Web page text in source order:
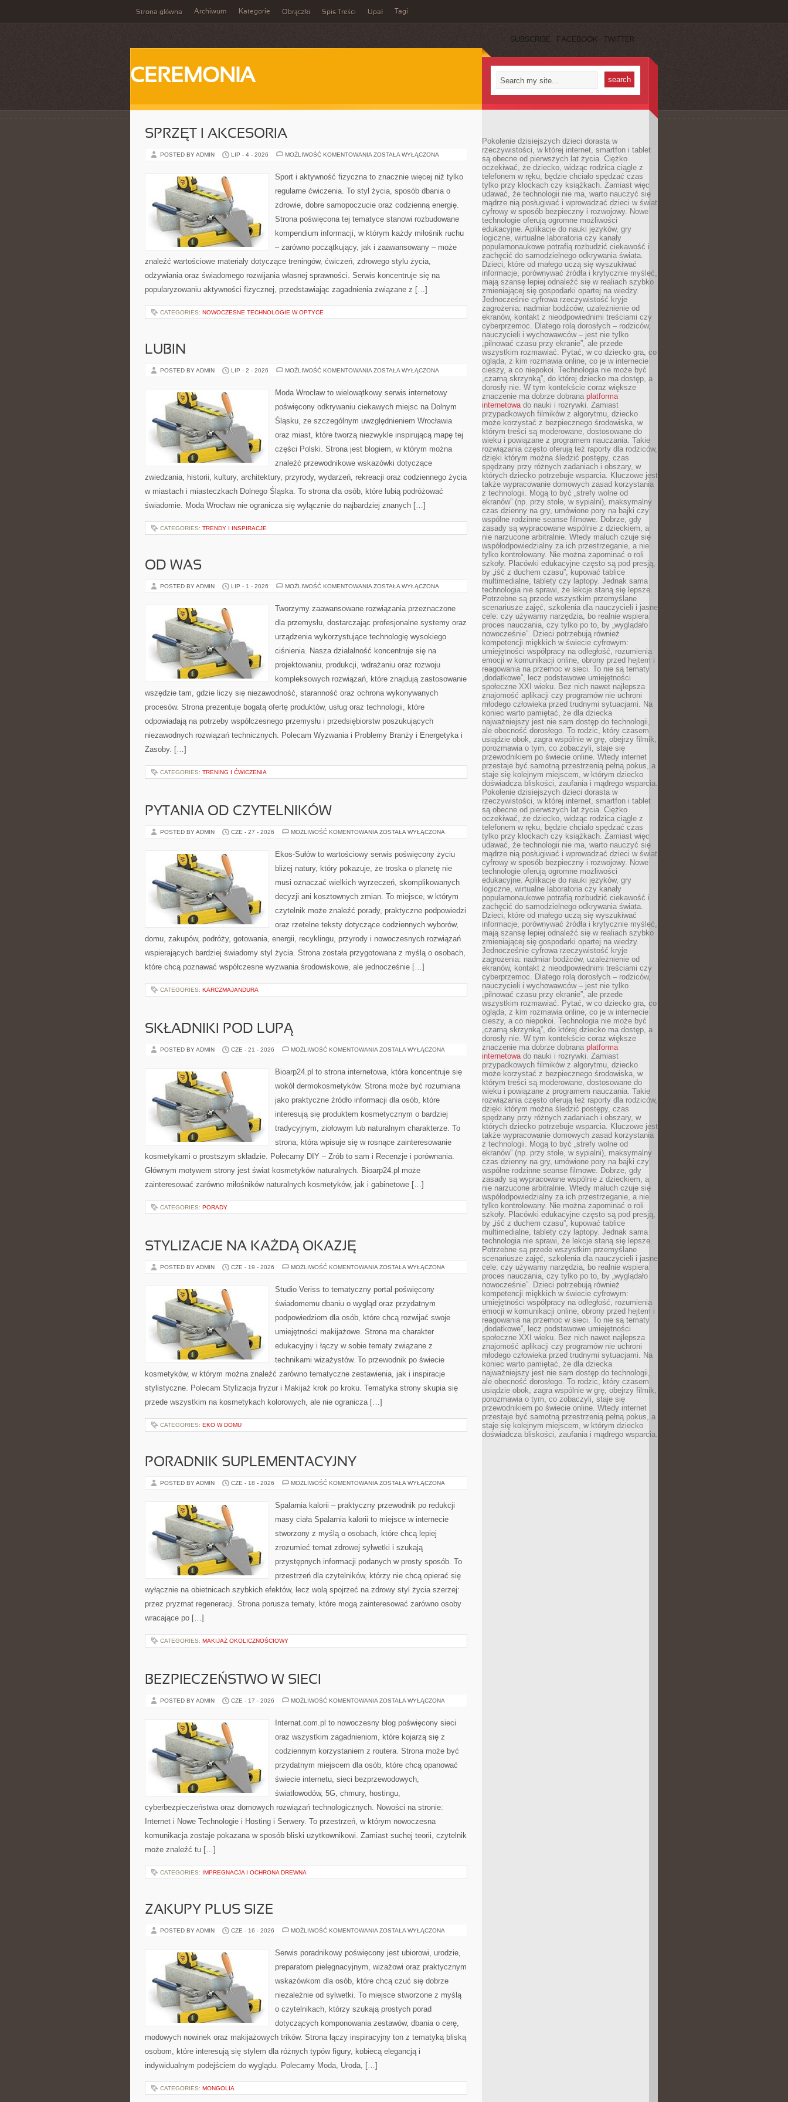
Strona główna Archiwum Kategorie Obrączki Spis Treści Upał Tagi
SUBSCRIBE FACEBOOK TWITTER
CEREMONIA
SPRZĘT I AKCESORIA
POSTED BY ADMIN LIP - 4 - 2026 MOŻLIWOŚĆ KOMENTOWANIA SPRZĘT
ZOSTAŁA WYŁĄCZONA
Sport i aktywność fizyczna to znacznie więcej niż tylko
regularne ćwiczenia. To styl życia, sposób dbania o
zdrowie, dobre samopoczucie oraz codzienną energię.
Strona poświęcona tej tematyce stanowi rozbudowane
kompendium informacji, w którym każdy miłośnik ruchu
– zarówno początkujący, jak i zaawansowany – może
znaleźć wartościowe materiały dotyczące treningów, ćwiczeń, zdrowego stylu życia,
odżywiania oraz świadomego rozwijania własnej sprawności. Serwis koncentruje się na
popularyzowaniu aktywności fizycznej, przedstawiając zagadnienia związane z […]
CATEGORIES: NOWOCZESNE TECHNOLOGIE W OPTYCE
LUBIN
POSTED BY ADMIN LIP - 2 - 2026 MOŻLIWOŚĆ KOMENTOWANIA LUBIN
ZOSTAŁA WYŁĄCZONA
Moda Wrocław to wielowątkowy serwis internetowy
poświęcony odkrywaniu ciekawych miejsc na Dolnym
Śląsku, ze szczególnym uwzględnieniem Wrocławia
oraz miast, które tworzą niezwykle inspirującą mapę tej
części Polski. Strona jest blogiem, w którym można
znaleźć przewodnikowe wskazówki dotyczące
zwiedzania, historii, kultury, architektury, przyrody, wydarzeń, rekreacji oraz codziennego życia
w miastach i miasteczkach Dolnego Śląska. To strona dla osób, które lubią podróżować
świadomie. Moda Wrocław nie ogranicza się wyłącznie do najbardziej znanych […]
CATEGORIES: TRENDY I INSPIRACJE
OD WAS
POSTED BY ADMIN LIP - 1 - 2026 MOŻLIWOŚĆ KOMENTOWANIA OD
ZOSTAŁA WYŁĄCZONA
Tworzymy zaawansowane rozwiązania przeznaczone
dla przemysłu, dostarczając profesjonalne systemy oraz
urządzenia wykorzystujące technologię wysokiego
ciśnienia. Nasza działalność koncentruje się na
projektowaniu, produkcji, wdrażaniu oraz rozwoju
kompleksowych rozwiązań, które znajdują zastosowanie
wszędzie tam, gdzie liczy się niezawodność, staranność oraz ochrona wykonywanych
procesów. Strona prezentuje bogatą ofertę produktów, usług oraz technologii, które
odpowiadają na potrzeby współczesnego przemysłu i przedsiębiorstw poszukujących
niezawodnych rozwiązań technicznych. Polecam Wyzwania i Problemy Branży i Energetyka i
Zasoby. […]
CATEGORIES: TRENING I ĆWICZENIA
PYTANIA OD CZYTELNIKÓW
POSTED BY ADMIN CZE - 27 - 2026 MOŻLIWOŚĆ KOMENTOWANIA PYTANIA
ZOSTAŁA WYŁĄCZONA
Ekos-Sułów to wartościowy serwis poświęcony życiu
bliżej natury, który pokazuje, że troska o planetę nie
musi oznaczać wielkich wyrzeczeń, skomplikowanych
decyzji ani kosztownych zmian. To miejsce, w którym
czytelnik może znaleźć porady, praktyczne podpowiedzi
oraz rzetelne teksty dotyczące codziennych wyborów,
domu, zakupów, podróży, gotowania, energii, recyklingu, przyrody i nowoczesnych rozwiązań
wspierających bardziej świadomy styl życia. Strona została przygotowana z myślą o osobach,
które chcą poznawać współczesne wyzwania środowiskowe, ale jednocześnie […]
CATEGORIES: KARCZMAJANDURA
SKŁADNIKI POD LUPĄ
POSTED BY ADMIN CZE - 21 - 2026 MOŻLIWOŚĆ KOMENTOWANIA SKŁADNIKI
ZOSTAŁA WYŁĄCZONA
Bioarp24.pl to strona internetowa, która koncentruje się
wokół dermokosmetyków. Strona może być rozumiana
jako praktyczne źródło informacji dla osób, które
interesują się produktem kosmetycznym o bardziej
tradycyjnym, ziołowym lub naturalnym charakterze. To
strona, która wpisuje się w rosnące zainteresowanie
kosmetykami o prostszym składzie. Polecamy DIY – Zrób to sam i Recenzje i porównania.
Głównym motywem strony jest świat kosmetyków naturalnych. Bioarp24.pl może
zainteresować zarówno miłośników naturalnych kosmetyków, jak i gabinetowe […]
CATEGORIES: PORADY
STYLIZACJE NA KAŻDĄ OKAZJĘ
POSTED BY ADMIN CZE - 19 - 2026 MOŻLIWOŚĆ KOMENTOWANIA STYLIZACJE
OKAZJĘ
ZOSTAŁA WYŁĄCZONA
Studio Veriss to tematyczny portal poświęcony
świadomemu dbaniu o wygląd oraz przydatnym
podpowiedziom dla osób, które chcą rozwijać swoje
umiejętności makijażowe. Strona ma charakter
edukacyjny i łączy w sobie tematy związane z
technikami wizażystów. To przewodnik po świecie
kosmetyków, w którym można znaleźć zarówno tematyczne zestawienia, jak i inspiracje
stylistyczne. Polecam Stylizacja fryzur i Makijaż krok po kroku. Tematyka strony skupia się
przede wszystkim na kosmetykach kolorowych, ale nie ogranicza […]
CATEGORIES: EKO W DOMU
PORADNIK SUPLEMENTACYJNY
POSTED BY ADMIN CZE - 18 - 2026 MOŻLIWOŚĆ KOMENTOWANIA PORADNIK
ZOSTAŁA WYŁĄCZONA
Spalarnia kalorii – praktyczny przewodnik po redukcji
masy ciała Spalarnia kalorii to miejsce w internecie
stworzony z myślą o osobach, które chcą lepiej
zrozumieć temat zdrowej sylwetki i szukają
przystępnych informacji podanych w prosty sposób. To
przestrzeń dla czytelników, którzy nie chcą opierać się
wyłącznie na obietnicach szybkich efektów, lecz wolą spojrzeć na zdrowy styl życia szerzej:
przez pryzmat regeneracji. Strona porusza tematy, które mogą zainteresować zarówno osoby
wracające po […]
CATEGORIES: MAKIJAŻ OKOLICZNOŚCIOWY
BEZPIECZEŃSTWO W SIECI
POSTED BY ADMIN CZE - 17 - 2026 MOŻLIWOŚĆ KOMENTOWANIA BEZPIECZEŃSTWO
ZOSTAŁA WYŁĄCZONA
Internat.com.pl to nowoczesny blog poświęcony sieci
oraz wszystkim zagadnieniom, które kojarzą się z
codziennym korzystaniem z routera. Strona może być
przydatnym miejscem dla osób, które chcą opanować
świecie internetu, sieci bezprzewodowych,
światłowodów, 5G, chmury, hostingu,
cyberbezpieczeństwa oraz domowych rozwiązań technologicznych. Nowości na stronie:
Internet i Nowe Technologie i Hosting i Serwery. To przestrzeń, w którym nowoczesna
komunikacja zostaje pokazana w sposób bliski użytkownikowi. Zamiast suchej teorii, czytelnik
może znaleźć tu […]
CATEGORIES: IMPREGNACJA I OCHRONA DREWNA
ZAKUPY PLUS SIZE
POSTED BY ADMIN CZE - 16 - 2026 MOŻLIWOŚĆ KOMENTOWANIA ZAKUPY
ZOSTAŁA WYŁĄCZONA
Serwis poradnikowy poświęcony jest ubiorowi, urodzie,
preparatom pielęgnacyjnym, wizażowi oraz praktycznym
wskazówkom dla osób, które chcą czuć się dobrze
niezależnie od sylwetki. To miejsce stworzone z myślą
o czytelnikach, którzy szukają prostych porad
dotyczących komponowania zestawów, dbania o cerę,
modowych nowinek oraz makijażowych trików. Strona łączy inspiracyjny ton z tematyką bliską
osobom, które interesują się stylem dla różnych typów figury, kobiecą elegancją i
indywidualnym podejściem do wyglądu. Polecamy Moda, Uroda, […]
CATEGORIES: MONGOLIA
Pokolenie dzisiejszych dzieci dorasta w
rzeczywistości, w której internet, smartfon i tablet
są obecne od pierwszych lat życia. Ciężko
oczekiwać, że dziecko, widząc rodzica ciągle z
telefonem w ręku, będzie chciało spędzać czas
tylko przy klockach czy książkach. Zamiast więc
udawać, że technologii nie ma, warto nauczyć się
mądrze nią posługiwać i wprowadzać dzieci w świat
cyfrowy w sposób bezpieczny i rozwojowy. Nowe
technologie oferują ogromne możliwości
edukacyjne. Aplikacje do nauki języków, gry
logiczne, wirtualne laboratoria czy kanały
popularnonaukowe potrafią rozbudzić ciekawość i
zachęcić do samodzielnego odkrywania świata.
Dzieci, które od małego uczą się wyszukiwać
informacje, porównywać źródła i krytycznie myśleć,
mają szansę lepiej odnaleźć się w realiach szybko
zmieniającej się gospodarki opartej na wiedzy.
Jednocześnie cyfrowa rzeczywistość kryje
zagrożenia: nadmiar bodźców, uzależnienie od
ekranów, kontakt z nieodpowiednimi treściami czy
cyberprzemoc. Dlatego rolą dorosłych – rodziców,
nauczycieli i wychowawców – jest nie tylko
„pilnować czasu przy ekranie”, ale przede
wszystkim rozmawiać. Pytać, w co dziecko gra, co
ogląda, z kim rozmawia online, co je w internecie
cieszy, a co niepokoi. Technologia nie może być
„czarną skrzynką”, do której dziecko ma dostęp, a
dorosły nie. W tym kontekście coraz większe
znaczenie ma dobrze dobrana platforma
internetowado nauki i rozrywki. Zamiast
przypadkowych filmików z algorytmu, dziecko
może korzystać z bezpiecznego środowiska, w
którym treści są moderowane, dostosowane do
wieku i powiązane z programem nauczania. Takie
rozwiązania często oferują też raporty dla rodziców,
dzięki którym można śledzić postępy, czas
spędzany przy różnych zadaniach i obszary, w
których dziecko potrzebuje wsparcia. Kluczowe jest
także wypracowanie domowych zasad korzystania
z technologii. Mogą to być „strefy wolne od
ekranów” (np. przy stole, w sypialni), maksymalny
czas dzienny na gry, umówione pory na bajki czy
wspólne rodzinne seanse filmowe. Dobrze, gdy
zasady są wypracowane wspólnie z dzieckiem, a
nie narzucone arbitralnie. Wtedy maluch czuje się
współodpowiedzialny za ich przestrzeganie, a nie
tylko kontrolowany. Nie można zapominać o roli
szkoły. Placówki edukacyjne często są pod presją,
by „iść z duchem czasu”, kupować tablice
multimedialne, tablety czy laptopy. Jednak sama
technologia nie sprawi, że lekcje staną się lepsze.
Potrzebne są przede wszystkim przemyślane
scenariusze zajęć, szkolenia dla nauczycieli i jasne
cele: czy używamy narzędzia, bo realnie wspiera
proces nauczania, czy tylko po to, by „wyglądało
nowocześnie”. Dzieci potrzebują również
kompetencji miękkich w świecie cyfrowym:
umiejętności współpracy na odległość, rozumienia
emocji w komunikacji online, obrony przed hejtem i
reagowania na przemoc w sieci. To nie są tematy
„dodatkowe”, lecz podstawowe umiejętności
społeczne XXI wieku. Bez nich nawet najlepsza
znajomość aplikacji czy programów nie uchroni
młodego człowieka przed trudnymi sytuacjami. Na
koniec warto pamiętać, że dla dziecka
najważniejszy jest nie sam dostęp do technologii,
ale obecność dorosłego. To rodzic, który czasem
usiądzie obok, zagra wspólnie w grę, obejrzy filmik,
porozmawia o tym, co zobaczyli, staje się
przewodnikiem po świecie online. Wtedy internet
przestaje być samotną przestrzenią pełną pokus, a
staje się kolejnym miejscem, w którym dziecko
doświadcza bliskości, zaufania i mądrego wsparcia.
Pokolenie dzisiejszych dzieci dorasta w
rzeczywistości, w której internet, smartfon i tablet
są obecne od pierwszych lat życia. Ciężko
oczekiwać, że dziecko, widząc rodzica ciągle z
telefonem w ręku, będzie chciało spędzać czas
tylko przy klockach czy książkach. Zamiast więc
udawać, że technologii nie ma, warto nauczyć się
mądrze nią posługiwać i wprowadzać dzieci w świat
cyfrowy w sposób bezpieczny i rozwojowy. Nowe
technologie oferują ogromne możliwości
edukacyjne. Aplikacje do nauki języków, gry
logiczne, wirtualne laboratoria czy kanały
popularnonaukowe potrafią rozbudzić ciekawość i
zachęcić do samodzielnego odkrywania świata.
Dzieci, które od małego uczą się wyszukiwać
informacje, porównywać źródła i krytycznie myśleć,
mają szansę lepiej odnaleźć się w realiach szybko
zmieniającej się gospodarki opartej na wiedzy.
Jednocześnie cyfrowa rzeczywistość kryje
zagrożenia: nadmiar bodźców, uzależnienie od
ekranów, kontakt z nieodpowiednimi treściami czy
cyberprzemoc. Dlatego rolą dorosłych – rodziców,
nauczycieli i wychowawców – jest nie tylko
„pilnować czasu przy ekranie”, ale przede
wszystkim rozmawiać. Pytać, w co dziecko gra, co
ogląda, z kim rozmawia online, co je w internecie
cieszy, a co niepokoi. Technologia nie może być
„czarną skrzynką”, do której dziecko ma dostęp, a
dorosły nie. W tym kontekście coraz większe
znaczenie ma dobrze dobrana platforma
internetowado nauki i rozrywki. Zamiast
przypadkowych filmików z algorytmu, dziecko
może korzystać z bezpiecznego środowiska, w
którym treści są moderowane, dostosowane do
wieku i powiązane z programem nauczania. Takie
rozwiązania często oferują też raporty dla rodziców,
dzięki którym można śledzić postępy, czas
spędzany przy różnych zadaniach i obszary, w
których dziecko potrzebuje wsparcia. Kluczowe jest
także wypracowanie domowych zasad korzystania
z technologii. Mogą to być „strefy wolne od
ekranów” (np. przy stole, w sypialni), maksymalny
czas dzienny na gry, umówione pory na bajki czy
wspólne rodzinne seanse filmowe. Dobrze, gdy
zasady są wypracowane wspólnie z dzieckiem, a
nie narzucone arbitralnie. Wtedy maluch czuje się
współodpowiedzialny za ich przestrzeganie, a nie
tylko kontrolowany. Nie można zapominać o roli
szkoły. Placówki edukacyjne często są pod presją,
by „iść z duchem czasu”, kupować tablice
multimedialne, tablety czy laptopy. Jednak sama
technologia nie sprawi, że lekcje staną się lepsze.
Potrzebne są przede wszystkim przemyślane
scenariusze zajęć, szkolenia dla nauczycieli i jasne
cele: czy używamy narzędzia, bo realnie wspiera
proces nauczania, czy tylko po to, by „wyglądało
nowocześnie”. Dzieci potrzebują również
kompetencji miękkich w świecie cyfrowym:
umiejętności współpracy na odległość, rozumienia
emocji w komunikacji online, obrony przed hejtem i
reagowania na przemoc w sieci. To nie są tematy
„dodatkowe”, lecz podstawowe umiejętności
społeczne XXI wieku. Bez nich nawet najlepsza
znajomość aplikacji czy programów nie uchroni
młodego człowieka przed trudnymi sytuacjami. Na
koniec warto pamiętać, że dla dziecka
najważniejszy jest nie sam dostęp do technologii,
ale obecność dorosłego. To rodzic, który czasem
usiądzie obok, zagra wspólnie w grę, obejrzy filmik,
porozmawia o tym, co zobaczyli, staje się
przewodnikiem po świecie online. Wtedy internet
przestaje być samotną przestrzenią pełną pokus, a
staje się kolejnym miejscem, w którym dziecko
doświadcza bliskości, zaufania i mądrego wsparcia.